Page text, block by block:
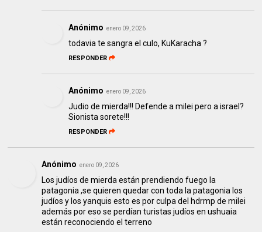
Anónimo enero 09, 2026
todavia te sangra el culo, KuKaracha ?
RESPONDER
Anónimo enero 09, 2026
Judio de mierda!!! Defende a milei pero a israel?
Sionista sorete!!!
RESPONDER
Anónimo enero 09, 2026
Los judíos de mierda están prendiendo fuego la
patagonia ,se quieren quedar con toda la patagonia los
judíos y los yanquis esto es por culpa del hdrmp de milei
además por eso se perdían turistas judíos en ushuaia
están reconociendo el terreno